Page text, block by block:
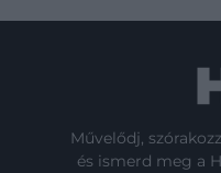
Művelődj,
és ismerd meg a